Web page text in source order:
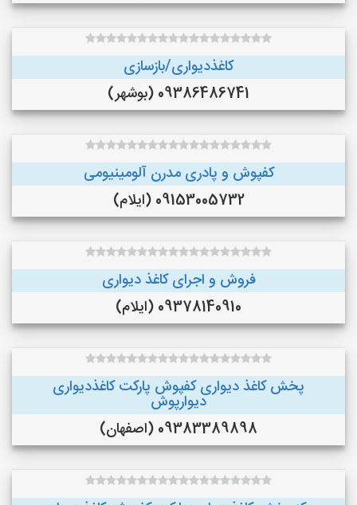
کاغذدیواری/بازسازی
09386486741 (بوشهر)
کفپوش و پادری مدرن آلومینیومی
09153005732 (ایلام)
فروش و اجرای کاغذ دیواری
09378140910 (ایلام)
پخش کاغذ دیواری کفپوش پارکت کاغذدیواری
دیوارپوش
09383389898 (اصفهان)